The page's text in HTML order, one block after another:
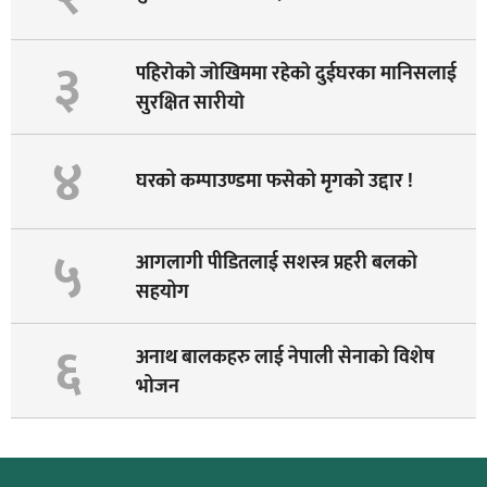
३
पहिराेकाे जाेखिममा रहेकाे दुईघरका मानिसलाई
सुरक्षित सारीयाे
४ घरको कम्पाउण्डमा फसेको मृगको उद्दार !
५
आगलागी पीडितलाई सशस्त्र प्रहरी बलको
सहयोग
६
अनाथ बालकहरु लाई नेपाली सेनाको विशेष
भोजन